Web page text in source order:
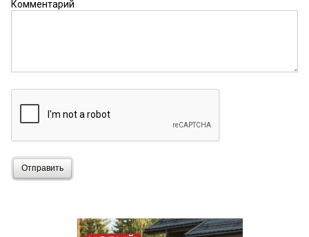
Комментарий
Отправить